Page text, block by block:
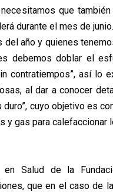
que
durante el mes de junio.
del año y quienes
debemos doblar el
contratiempos”, así lo
al dar a conocer
cuyo objetivo es
y gas para calefaccionar
Salud de la
que en el caso de